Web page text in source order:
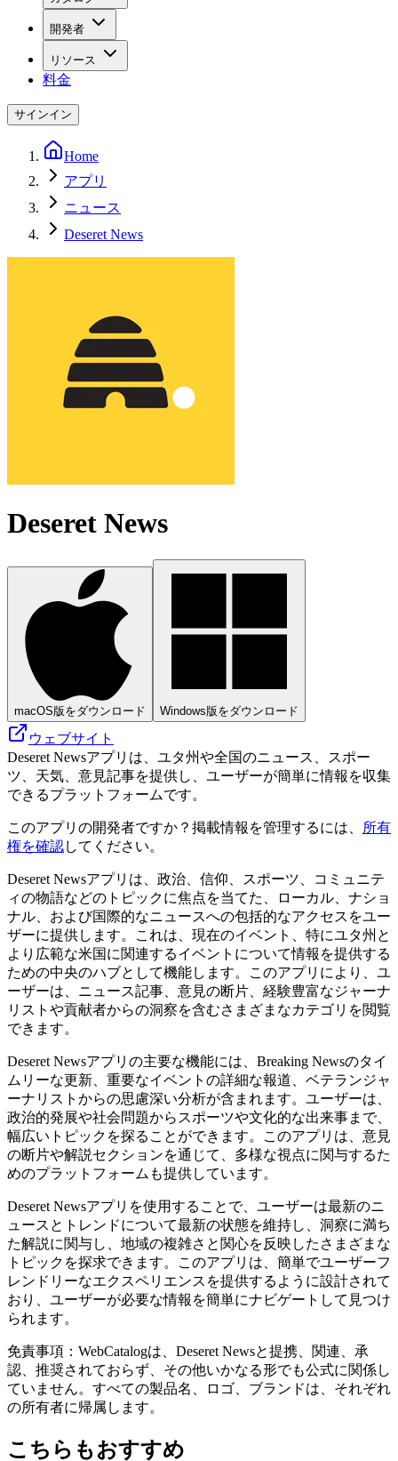
開発者
リソース
料金
サインイン
Home
アプリ
ニュース
Deseret News
Deseret News
macOS版をダウンロード Windows版をダウンロード
ウェブサイト
Deseret Newsアプリは、ユタ州や全国のニュース、スポー
ツ、天気、意見記事を提供し、ユーザーが簡単に情報を収集
できるプラットフォームです。
このアプリの開発者ですか？掲載情報を管理するには、
所有
権を確認してください。
Deseret Newsアプリは、政治、信仰、スポーツ、コミュニテ
ィの物語などのトピックに焦点を当てた、ローカル、ナショ
ナル、および国際的なニュースへの包括的なアクセスをユー
ザーに提供します。これは、現在のイベント、特にユタ州と
より広範な米国に関連するイベントについて情報を提供する
ための中央のハブとして機能します。このアプリにより、ユ
ーザーは、ニュース記事、意見の断片、経験豊富なジャーナ
リストや貢献者からの洞察を含むさまざまなカテゴリを閲覧
できます。
Deseret Newsアプリの主要な機能には、Breaking Newsのタイ
ムリーな更新、重要なイベントの詳細な報道、ベテランジャ
ーナリストからの思慮深い分析が含まれます。ユーザーは、
政治的発展や社会問題からスポーツや文化的な出来事まで、
幅広いトピックを探ることができます。このアプリは、意見
の断片や解説セクションを通じて、多様な視点に関与するた
めのプラットフォームも提供しています。
Deseret Newsアプリを使用することで、ユーザーは最新のニ
ュースとトレンドについて最新の状態を維持し、洞察に満ち
た解説に関与し、地域の複雑さと関心を反映したさまざまな
トピックを探求できます。このアプリは、簡単でユーザーフ
レンドリーなエクスペリエンスを提供するように設計されて
おり、ユーザーが必要な情報を簡単にナビゲートして見つけ
られます。
免責事項：WebCatalogは、Deseret Newsと提携、関連、承
認、推奨されておらず、その他いかなる形でも公式に関係し
ていません。すべての製品名、ロゴ、ブランドは、それぞれ
の所有者に帰属します。
こちらもおすすめ